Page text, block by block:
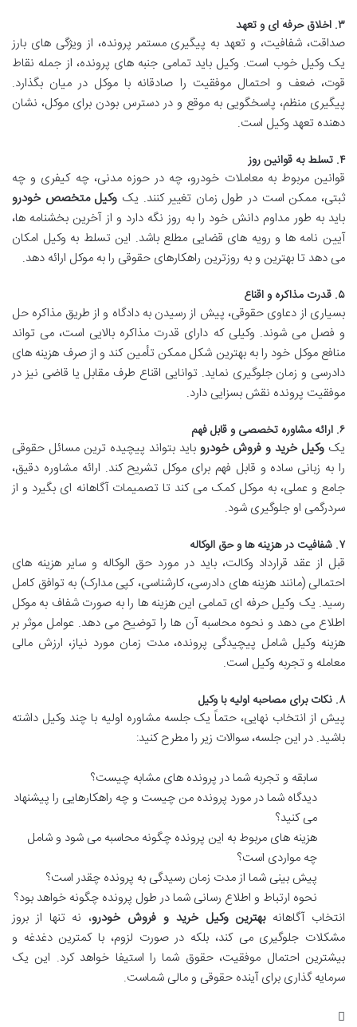
۳. اخلاق حرفه ای و تعهد
صداقت، شفافیت، و تعهد به پیگیری مستمر پرونده، از ویژگی های بارز
یک وکیل خوب است. وکیل باید تمامی جنبه های پرونده، از جمله نقاط
قوت، ضعف و احتمال موفقیت را صادقانه با موکل در میان بگذارد.
پیگیری منظم، پاسخگویی به موقع و در دسترس بودن برای موکل، نشان
دهنده تعهد وکیل است.
۴. تسلط به قوانین روز
قوانین مربوط به معاملات خودرو، چه در حوزه مدنی، چه کیفری و چه
ثبتی، ممکن است در طول زمان تغییر کنند. یک وکیل متخصص خودرو
باید به طور مداوم دانش خود را به روز نگه دارد و از آخرین بخشنامه ها،
آیین نامه ها و رویه های قضایی مطلع باشد. این تسلط به وکیل امکان
می دهد تا بهترین و به روزترین راهکارهای حقوقی را به موکل ارائه دهد.
۵. قدرت مذاکره و اقناع
بسیاری از دعاوی حقوقی، پیش از رسیدن به دادگاه و از طریق مذاکره حل
و فصل می شوند. وکیلی که دارای قدرت مذاکره بالایی است، می تواند
منافع موکل خود را به بهترین شکل ممکن تأمین کند و از صرف هزینه های
دادرسی و زمان جلوگیری نماید. توانایی اقناع طرف مقابل یا قاضی نیز در
موفقیت پرونده نقش بسزایی دارد.
۶. ارائه مشاوره تخصصی و قابل فهم
یک وکیل خرید و فروش خودرو باید بتواند پیچیده ترین مسائل حقوقی
را به زبانی ساده و قابل فهم برای موکل تشریح کند. ارائه مشاوره دقیق،
جامع و عملی، به موکل کمک می کند تا تصمیمات آگاهانه ای بگیرد و از
سردرگمی او جلوگیری شود.
۷. شفافیت در هزینه ها و حق الوکاله
قبل از عقد قرارداد وکالت، باید در مورد حق الوکاله و سایر هزینه های
احتمالی (مانند هزینه های دادرسی، کارشناسی، کپی مدارک) به توافق کامل
رسید. یک وکیل حرفه ای تمامی این هزینه ها را به صورت شفاف به موکل
اطلاع می دهد و نحوه محاسبه آن ها را توضیح می دهد. عوامل موثر بر
هزینه وکیل شامل پیچیدگی پرونده، مدت زمان مورد نیاز، ارزش مالی
معامله و تجربه وکیل است.
۸. نکات برای مصاحبه اولیه با وکیل
پیش از انتخاب نهایی، حتماً یک جلسه مشاوره اولیه با چند وکیل داشته
باشید. در این جلسه، سوالات زیر را مطرح کنید:
سابقه و تجربه شما در پرونده های مشابه چیست؟
دیدگاه شما در مورد پرونده من چیست و چه راهکارهایی را پیشنهاد
می کنید؟
هزینه های مربوط به این پرونده چگونه محاسبه می شود و شامل
چه مواردی است؟
پیش بینی شما از مدت زمان رسیدگی به پرونده چقدر است؟
نحوه ارتباط و اطلاع رسانی شما در طول پرونده چگونه خواهد بود؟
انتخاب آگاهانهبهترین وکیل خرید و فروش خودرو، نه تنها از بروز
مشکلات جلوگیری می کند، بلکه در صورت لزوم، با کمترین دغدغه و
بیشترین احتمال موفقیت، حقوق شما را استیفا خواهد کرد. این یک
سرمایه گذاری برای آینده حقوقی و مالی شماست.